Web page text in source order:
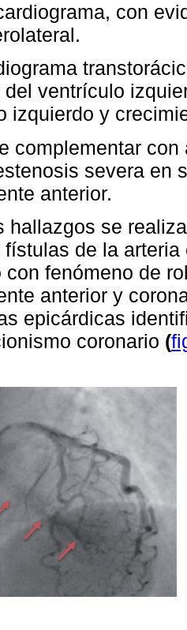
con
ventrículo
izquierdo y
complementar
severa en
anterior.
hallazgos se
fístulas de la
con fenómeno de
anterior y
epicárdicas
coronario (